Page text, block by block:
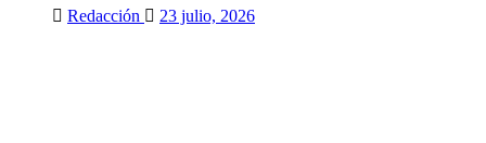
Redacción 23 julio, 2026